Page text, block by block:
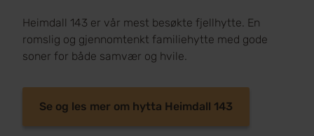
Heimdall 143 er vår mest besøkte fjellhytte. En
romslig og gjennomtenkt familiehytte med gode
soner for både samvær og hvile.
Se og les mer om hytta Heimdall 143